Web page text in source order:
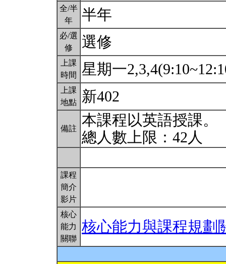
全/半
年
半年
必/選
修
選修
上課
時間
星期一
上課
地點
新402
備註
本課程以英語授課。
總人數上限：42人
課程
簡介
影片
核心
能力
關聯
核心能力與課程規劃